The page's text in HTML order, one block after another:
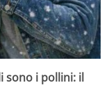
sono i pollini: il